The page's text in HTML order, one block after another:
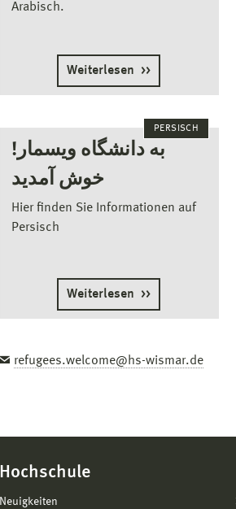
Arabisch.
Weiterlesen
PERSISCH
!به دانشگاه ویسمار
خوش آمدید
Hier finden Sie Informationen auf
Persisch
Weiterlesen
refugees.welcome@hs-wismar.de
Hochschule
Neuigkeiten